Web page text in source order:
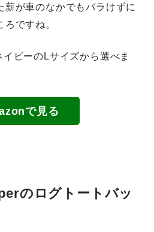
薪が車のなかでもバラけずに
ですね。
ビーのLサイズから選べま
で見る
のログトートバッ